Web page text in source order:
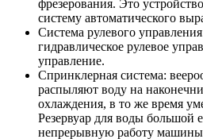
фрезерования. Это
систему автоматического
Система рулевого
гидравлическое рулевое
управление.
Спринклерная система:
распыляют воду на
охлаждения, в то же время
Резервуар для воды большой
непрерывную работу машины